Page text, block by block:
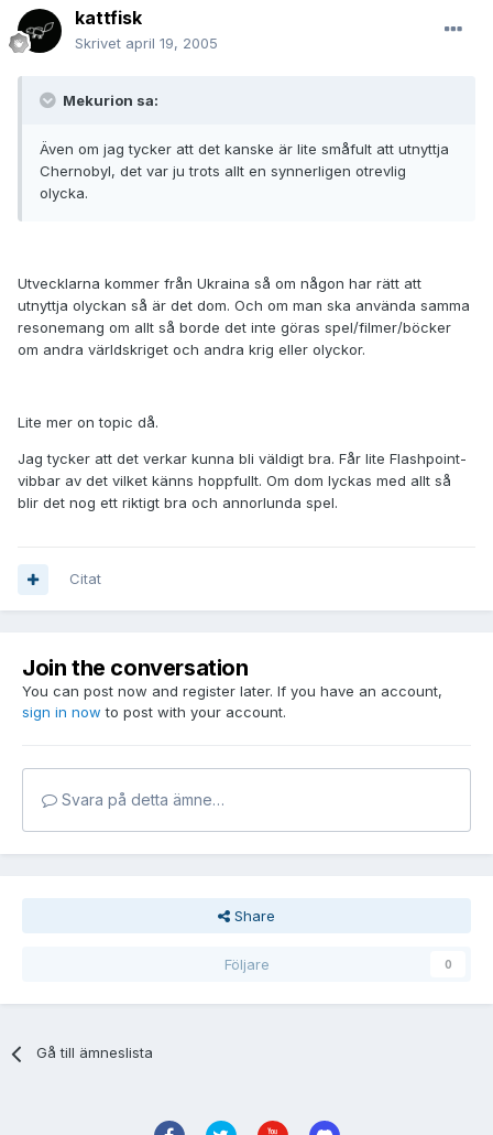
kattfisk
Skrivet april 19, 2005
Mekurion sa:
Även om jag tycker att det kanske är lite småfult att utnyttja
Chernobyl, det var ju trots allt en synnerligen otrevlig
olycka.
Utvecklarna kommer från Ukraina så om någon har rätt att
utnyttja olyckan så är det dom. Och om man ska använda samma
resonemang om allt så borde det inte göras spel/filmer/böcker
om andra världskriget och andra krig eller olyckor.
Lite mer on topic då.
Jag tycker att det verkar kunna bli väldigt bra. Får lite Flashpoint-
vibbar av det vilket känns hoppfullt. Om dom lyckas med allt så
blir det nog ett riktigt bra och annorlunda spel.
Citat
Join the conversation
You can post now and register later. If you have an account,
sign in now to post with your account.
Svara på detta ämne…
Share
Följare 0
Gå till ämneslista